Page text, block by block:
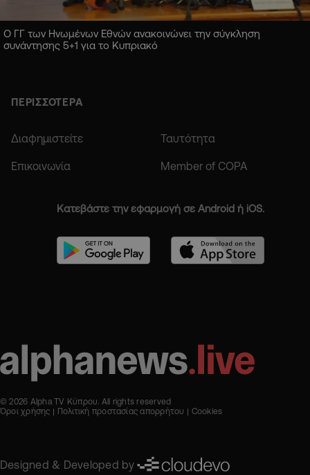
Ο ΓΓ των Ηνωμένων Εθνών ανακοινώνει την σύγκληση
συνάντησης 5+1 για το Κυπριακό
ΠΕΡΙΣΣΟΤΕΡΑ
Διαφημιστείτε Ταυτότητα
Επικοινωνία Member of COPA
Κατεβάστε την εφαρμογή σε Android ή iOS.
© 2026 Alpha TV Κύπρου. All rights reserved
Όροι χρήσης
Πολιτική προστασίας απορρήτου Cookies
Designed & Developed by